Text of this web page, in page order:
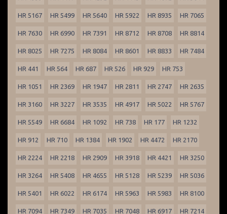
HR 5167 HR 5499 HR 5640 HR 5922 HR 8935 HR 7065
HR 7630 HR 6990 HR 7391 HR 8712 HR 8708 HR 8814
HR 8025 HR 7275 HR 8084 HR 8601 HR 8833 HR 7484
HR 441 HR 564 HR 687 HR 526 HR 929 HR 753
HR 1051 HR 2369 HR 1947 HR 2811 HR 2747 HR 2635
HR 3160 HR 3227 HR 3535 HR 4917 HR 5022 HR 5767
HR 5549 HR 6684 HR 1092 HR 738 HR 177 HR 1232
HR 912 HR 710 HR 1384 HR 1902 HR 4472 HR 2170
HR 2224 HR 2218 HR 2909 HR 3918 HR 4421 HR 3250
HR 3264 HR 5408 HR 4655 HR 5128 HR 5239 HR 5036
HR 5401 HR 6022 HR 6174 HR 5963 HR 5983 HR 8100
HR 7094 HR 7349 HR 7035 HR 7048 HR 6917 HR 7214